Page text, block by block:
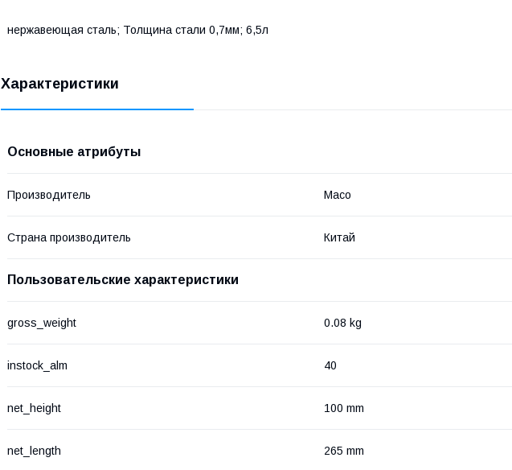
нержавеющая сталь; Толщина стали 0,7мм; 6,5л
Характеристики
Основные атрибуты
Производитель Maco
Страна производитель Китай
Пользовательские характеристики
gross_weight 0.08 kg
instock_alm 40
net_height 100 mm
net_length 265 mm